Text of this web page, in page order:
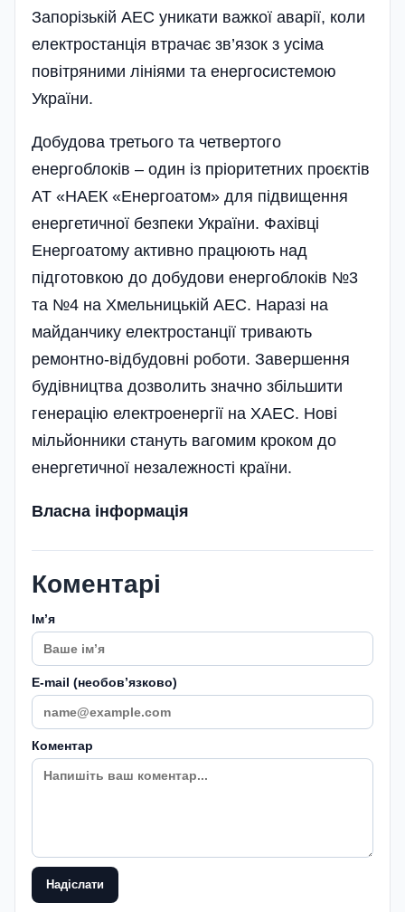
Запорізькій АЕС уникати важкої аварії, коли
електростанція втрачає зв’язок з усіма
повітряними лініями та енергосистемою
України.
Добудова третього та четвертого
енергоблоків – один із пріоритетних проєктів
АТ «НАЕК «Енергоатом» для підвищення
енергетичної безпеки України. Фахівці
Енергоатому активно працюють над
підготовкою до добудови енергоблоків №3
та №4 на Хмельницькій АЕС. Наразі на
майданчику електростанції тривають
ремонтно-відбудовні роботи. Завершення
будівництва дозволить значно збільшити
генерацію електроенергії на ХАЕС. Нові
мільйонники стануть вагомим кроком до
енергетичної незалежності країни.
Власна інформація
Коментарі
Імʼя
E-mail (необовʼязково)
Коментар
Надіслати